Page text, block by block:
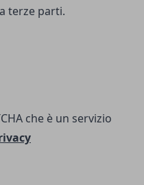
terze parti.
che è un servizio